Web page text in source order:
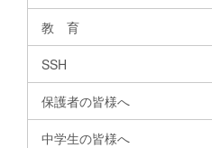
教 育
SSH
保護者の皆様へ
中学生の皆様へ